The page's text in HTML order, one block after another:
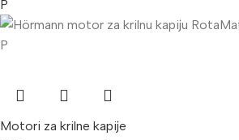
Motori za krilne kapije